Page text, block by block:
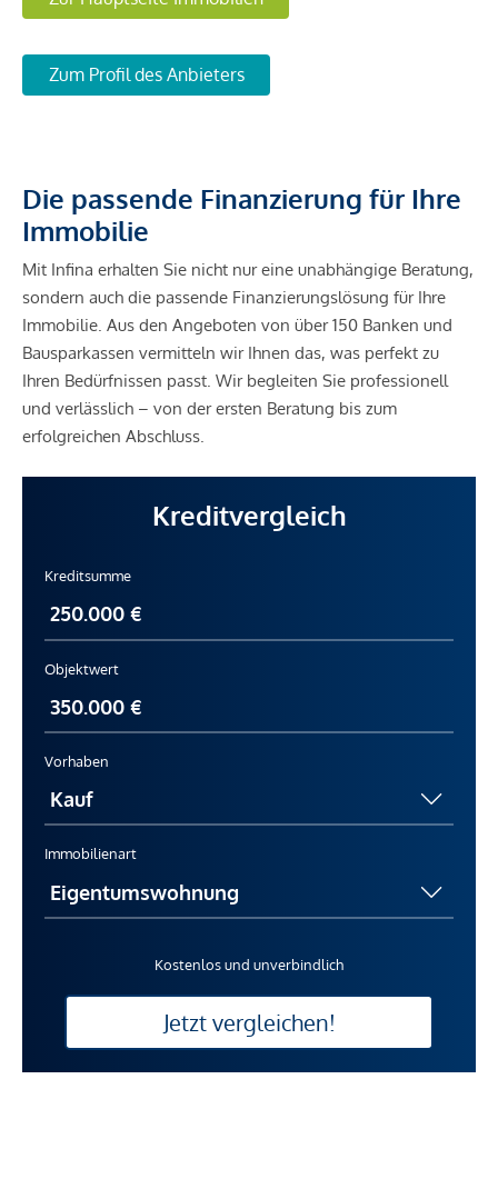
Zum Profil des Anbieters
Die passende Finanzierung für Ihre
Immobilie
Mit Infina erhalten Sie nicht nur eine unabhängige Beratung,
sondern auch die passende Finanzierungslösung für Ihre
Immobilie. Aus den Angeboten von über 150 Banken und
Bausparkassen vermitteln wir Ihnen das, was perfekt zu
Ihren Bedürfnissen passt. Wir begleiten Sie professionell
und verlässlich – von der ersten Beratung bis zum
erfolgreichen Abschluss.
Kreditvergleich
Kreditsumme
Objektwert
Vorhaben
Immobilienart
Kostenlos und unverbindlich
Jetzt vergleichen!